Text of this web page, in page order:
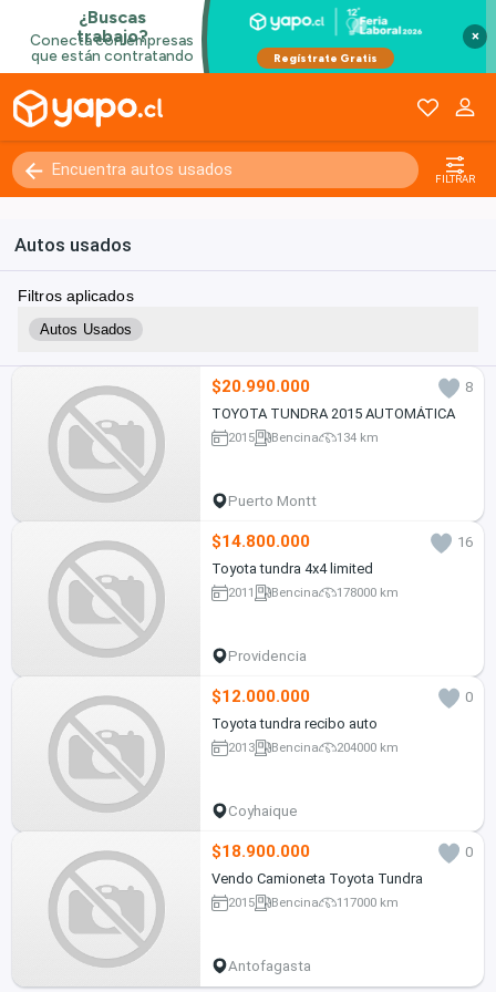
×
FILTRAR
Autos usados
Filtros aplicados
Autos Usados
$20.990.000
8
TOYOTA TUNDRA 2015 AUTOMÁTICA
2015 Bencina 134 km
Puerto Montt
$14.800.000
16
Toyota tundra 4x4 limited
2011 Bencina 178000 km
Providencia
$12.000.000
0
Toyota tundra recibo auto
2013 Bencina 204000 km
Coyhaique
$18.900.000
0
Vendo Camioneta Toyota Tundra
2015 Bencina 117000 km
Antofagasta